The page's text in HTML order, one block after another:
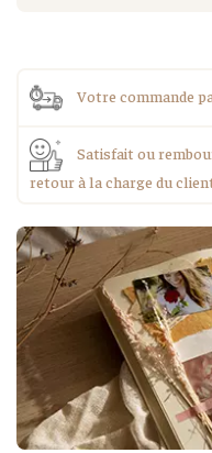
Votre commande
Satisfait ou
retour à la charge du